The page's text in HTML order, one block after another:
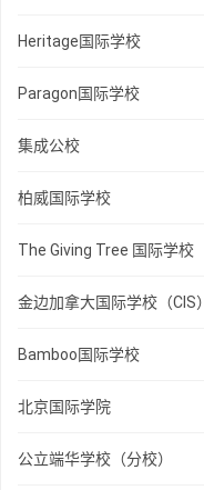
Heritage国际学校
Paragon国际学校
集成公校
柏威国际学校
The Giving Tree 国际学校
金边加拿大国际学校（CIS）
Bamboo国际学校
北京国际学院
公立端华学校（分校）